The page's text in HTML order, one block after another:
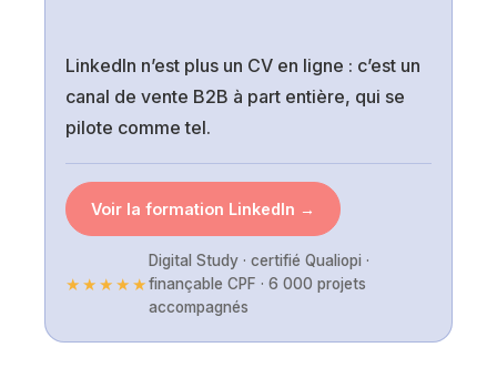
LinkedIn n’est plus un CV en ligne : c’est un
canal de vente B2B à part entière, qui se
pilote comme tel.
Voir la formation LinkedIn →
★★★★★
Digital Study · certifié Qualiopi ·
finançable CPF · 6 000 projets
accompagnés